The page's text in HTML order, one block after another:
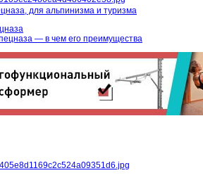
для альпинизма и туризма
— в чем его преимущества